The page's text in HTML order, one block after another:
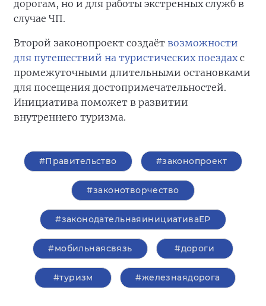
дорогам, но и для работы экстренных служб в
случае ЧП.
Второй законопроект создаёт возможности
для путешествий на туристических поездахс
промежуточными длительными остановками
для посещения достопримечательностей.
Инициатива поможет в развитии
внутреннего туризма.
#Правительство #законопроект
#законотворчество
#законодательнаяинициативаЕР
#мобильнаясвязь #дороги
#туризм #железнаядорога